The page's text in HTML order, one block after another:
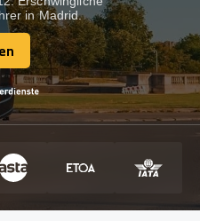
in Madrid.